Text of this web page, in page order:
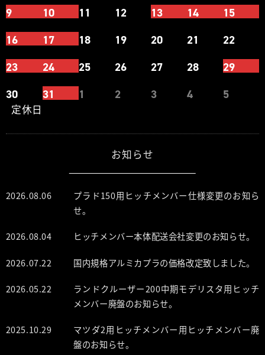
9
10 11 12 13 14
15
16
17 18 19 20 21
22
23
24 25 26 27 28
29
30
31 1 2 3 4 5
定休日
お知らせ
2026.08.06
プラド150用ヒッチメンバー仕様変更のお知ら
せ。
2026.08.04 ヒッチメンバー本体配送会社変更のお知らせ。
2026.07.22 国内規格アルミカプラの価格改定致しました。
2026.05.22
ランドクルーザー200中期モデリスタ用ヒッチ
メンバー廃盤のお知らせ。
2025.10.29
マツダ2用ヒッチメンバー用ヒッチメンバー廃
盤のお知らせ。